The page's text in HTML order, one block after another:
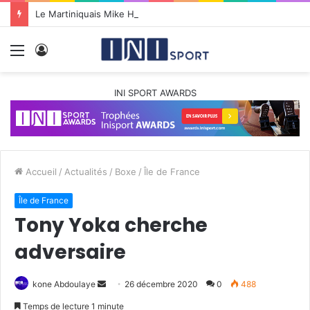
Menu
INI SPORT AWARDS
Accueil / Actualités / Boxe / Île de France
Île de France
Tony Yoka cherche
adversaire
kone Abdoulaye 26 décembre 2020 0 488
Temps de lecture 1 minute